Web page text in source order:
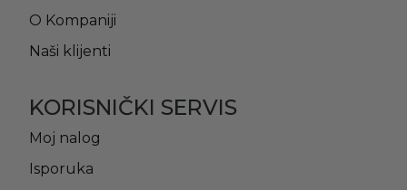
O Kompaniji
Naši klijenti
KORISNIČKI SERVIS
Moj nalog
Isporuka